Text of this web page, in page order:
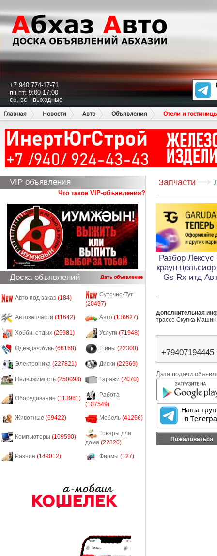
+7 940 774-17-71
пн-пт: 9:00-17:00
сб, вс - выходные
Главная
Новости Авто Объявления Отели и
VIP объявления
Что такое VIP-объявления?
Доска объявлений Дать объявление
Авто под заказ (184)
Суточно-Тут
(20497)
Автозапчасти (11642) Авто (136627)
Хобби, отдых (25981) Услуги (71948)
Одежда/обувь (66168) Шины (22300)
Электроника (227821) Диски (22369)
Недвижимость (250098) Гаражи (2070)
Оборудование (113961)
Работа
(107549)
Животные (69422) Мебель (41266)
Компьютеры (109590)
Товары для
дома (22820)
Разное (149012) Фирмы (127)
Запчасти
Разбор
краун
Gs Rx итд
Дополнительная
трассе Скупка
+79407194445
Дата подачи
Пожаловаться